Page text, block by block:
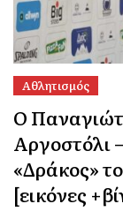
Αθλητισμός
Ο
Αργοστόλι
«Δράκος»
[εικόνες